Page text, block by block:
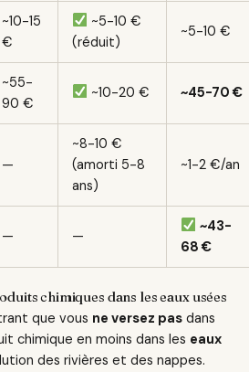
~10-15
€
~5-10 €
(réduit)
~5-10 €
~55-
90 €
~10-20 € ~45-70 €
—
~8-10 €
(amorti 5-8
ans)
~1-2 €/an
— —
~43-
68 €
chimiques dans les eaux usées
que vous ne versez pas dans
chimique en moins dans les eaux
des rivières et des nappes.